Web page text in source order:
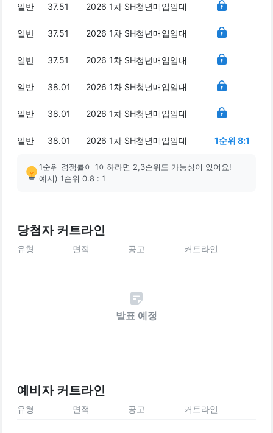
일반 37.51 2026 1차 SH청년매입임대
일반 37.51 2026 1차 SH청년매입임대
일반 37.51 2026 1차 SH청년매입임대
일반 38.01 2026 1차 SH청년매입임대
일반 38.01 2026 1차 SH청년매입임대
일반 38.01 2026 1차 SH청년매입임대 1순위 8:1
1순위 경쟁률이 1이하라면 2,3순위도 가능성이 있어요!
예시) 1순위 0.8 : 1
당첨자 커트라인
유형 면적 공고 커트라인
발표 예정
예비자 커트라인
유형 면적 공고 커트라인